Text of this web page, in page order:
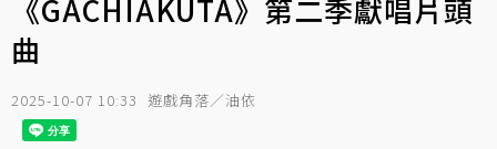
《GACHIAKUTA》第二季獻唱片頭
曲
2025-10-07 10:33 遊戲角落／油依